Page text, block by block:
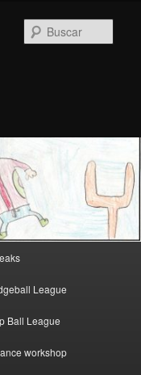
League
Ball League
workshop